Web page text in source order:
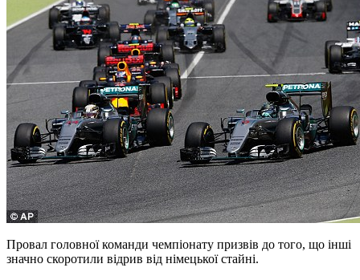
Провал головної команди чемпіонату призвів до того, що інші
значно скоротили відрив від німецької стайні.